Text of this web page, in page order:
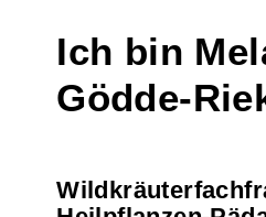
Ich bin
Gödde-